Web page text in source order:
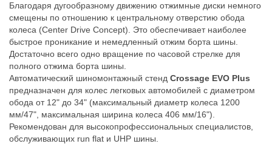
Благодаря дугообразному движению отжимные диски немного
смещены по отношению к центральному отверстию обода
колеса (Center Drive Concept). Это обеспечивает наиболее
быстрое проникание и немедленный отжим борта шины.
Достаточно всего одно вращение по часовой стрелке для
полного отжима борта шины.
Автоматический шиномонтажный стенд Crossage EVO Plus
предназначен для колес легковых автомобилей с диаметром
обода от 12" до 34" (максимальный диаметр колеса 1200
мм/47", максимальная ширина колеса 406 мм/16").
Рекомендован для высокопрофессиональных специалистов,
обслуживающих run flat и UHP шины.